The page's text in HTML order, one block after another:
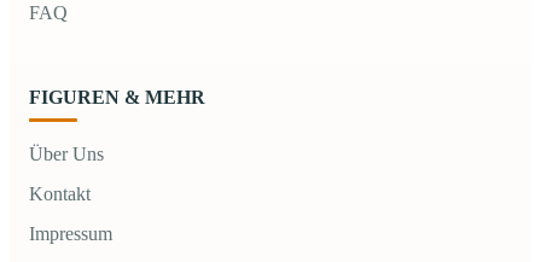
FAQ
FIGUREN & MEHR
Über Uns
Kontakt
Impressum